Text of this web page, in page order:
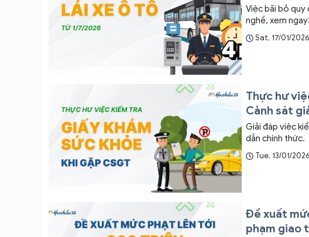
Việc bãi bỏ quy
nghề, xem ngay!
Sat, 17/01/
Thực hư
Cảnh sát
Giải đáp việc
dẫn chính thức.
Tue, 13/01/
Đề xuất
phạm giao